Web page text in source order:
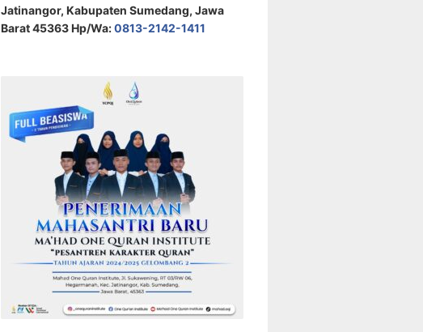
Jatinangor, Kabupaten Sumedang, Jawa
Barat 45363 Hp/Wa:0813-2142-1411